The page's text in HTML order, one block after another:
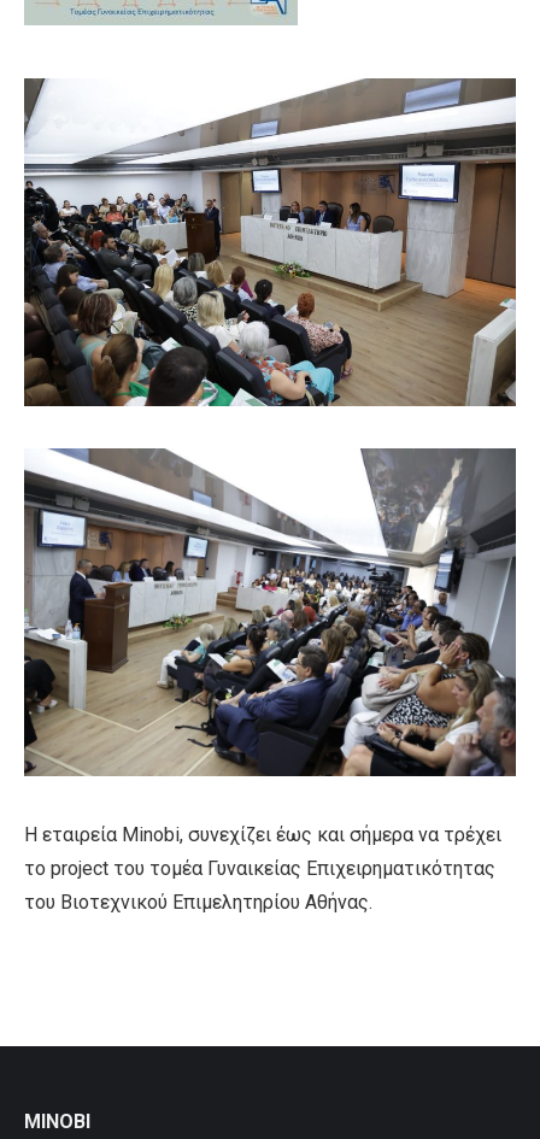
Η εταιρεία Minobi, συνεχίζει έως και σήμερα να τρέχει
το project του τομέα Γυναικείας Επιχειρηματικότητας
του Βιοτεχνικού Επιμελητηρίου Αθήνας.
MINOBI